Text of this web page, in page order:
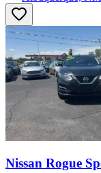
Nissan Rogue